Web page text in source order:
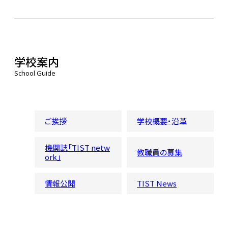
学校案内
School Guide
ご挨拶 学校概要・沿革
機関誌「TIST netw
ork」
教職員の募集
情報公開 TIST News